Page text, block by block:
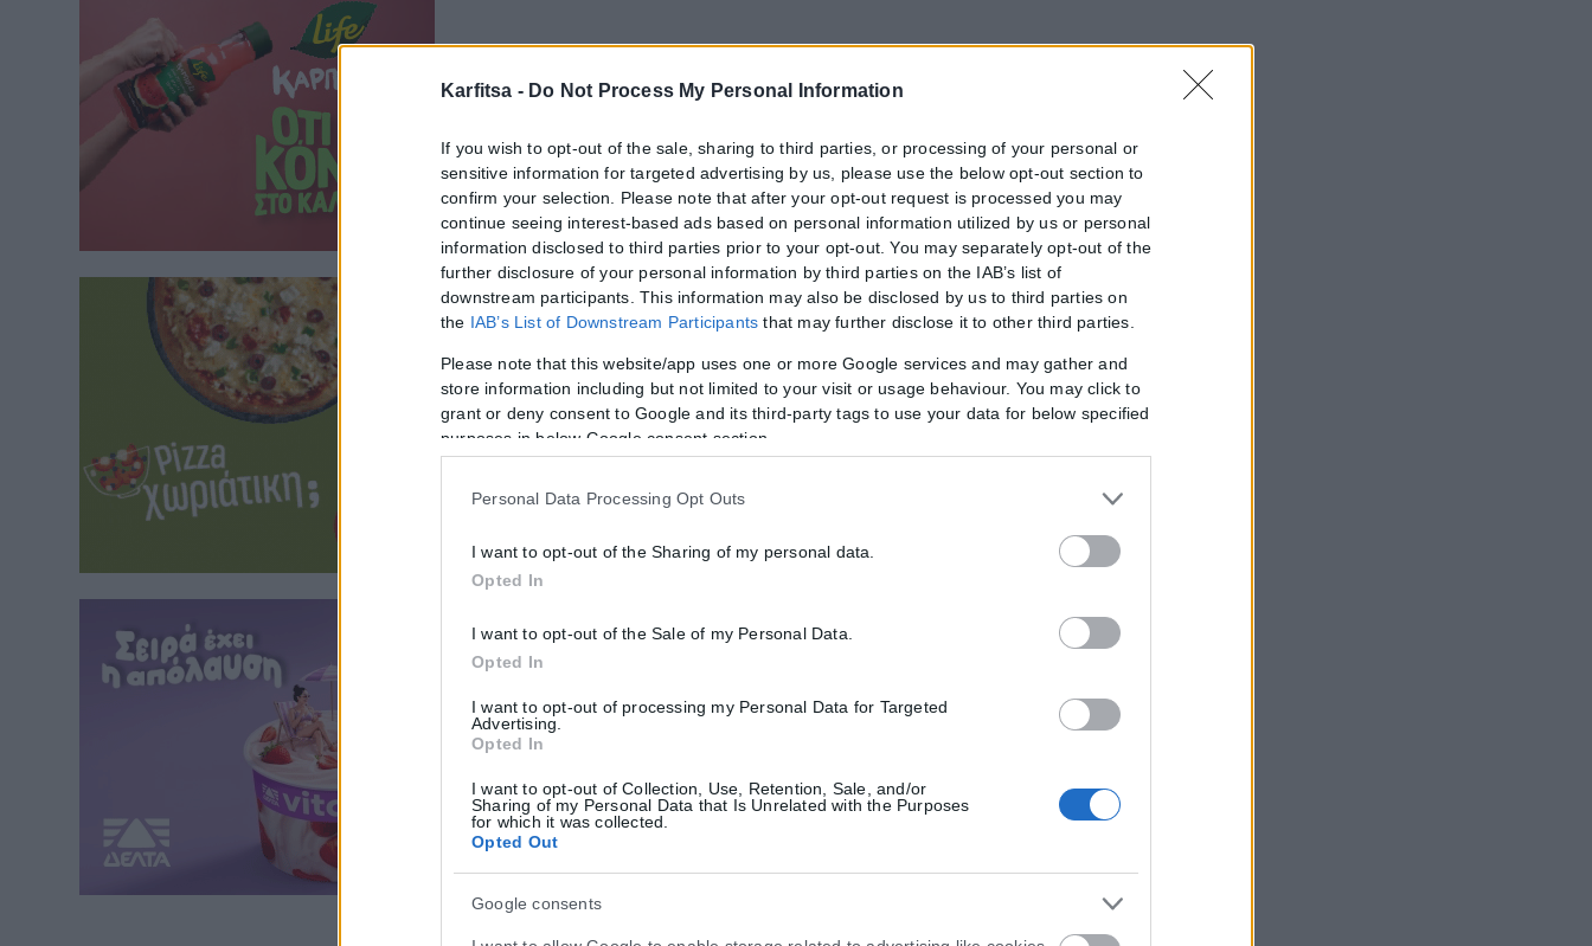
Karfitsa - Do Not Process My Personal Information
If you wish to opt-out of the sale, sharing to third parties, or processing of your personal or
sensitive information for targeted advertising by us, please use the below opt-out section to
confirm your selection. Please note that after your opt-out request is processed you may
continue seeing interest-based ads based on personal information utilized by us or personal
information disclosed to third parties prior to your opt-out. You may separately opt-out of the
further disclosure of your personal information by third parties on the IAB’s list of
downstream participants. This information may also be disclosed by us to third parties on
the IAB’s List of Downstream Participants that may further disclose it to other third parties.
Please note that this website/app uses one or more Google services and may gather and
store information including but not limited to your visit or usage behaviour. You may click to
grant or deny consent to Google and its third-party tags to use your data for below specified
purposes in below Google consent section.
Personal Data Processing Opt Outs
I want to opt-out of the Sharing of my personal data.
Opted In
I want to opt-out of the Sale of my Personal Data.
Opted In
I want to opt-out of processing my Personal Data for Targeted
Advertising.
Opted In
I want to opt-out of Collection, Use, Retention, Sale, and/or
Sharing of my Personal Data that Is Unrelated with the Purposes
for which it was collected.
Opted Out
Google consents